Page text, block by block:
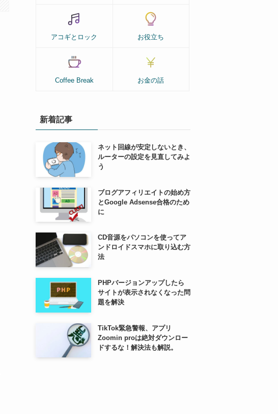
アコギとロック お役立ち
Coffee Break お金の話
新着記事
ネット回線が安定しないとき、
ルーターの設定を見直してみよ
う
ブログアフィリエイトの始め方
とGoogle Adsense合格のため
に
CD音源をパソコンを使ってア
ンドロイドスマホに取り込む方
法
PHPバージョンアップしたら
サイトが表示されなくなった問
題を解決
TikTok緊急警報、アプリ
Zoomin proは絶対ダウンロー
ドするな！解決法も解説。